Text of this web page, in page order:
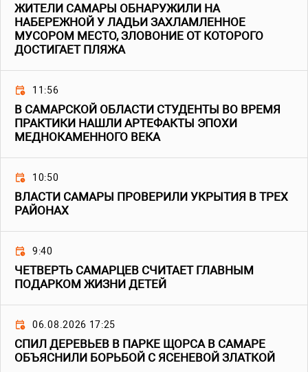
ЖИТЕЛИ САМАРЫ ОБНАРУЖИЛИ НА
НАБЕРЕЖНОЙ У ЛАДЬИ ЗАХЛАМЛЕННОЕ
МУСОРОМ МЕСТО, ЗЛОВОНИЕ ОТ КОТОРОГО
ДОСТИГАЕТ ПЛЯЖА
11:56
В САМАРСКОЙ ОБЛАСТИ СТУДЕНТЫ ВО ВРЕМЯ
ПРАКТИКИ НАШЛИ АРТЕФАКТЫ ЭПОХИ
МЕДНОКАМЕННОГО ВЕКА
10:50
ВЛАСТИ САМАРЫ ПРОВЕРИЛИ УКРЫТИЯ В ТРЕХ
РАЙОНАХ
9:40
ЧЕТВЕРТЬ САМАРЦЕВ СЧИТАЕТ ГЛАВНЫМ
ПОДАРКОМ ЖИЗНИ ДЕТЕЙ
06.08.2026 17:25
СПИЛ ДЕРЕВЬЕВ В ПАРКЕ ЩОРСА В САМАРЕ
ОБЪЯСНИЛИ БОРЬБОЙ С ЯСЕНЕВОЙ ЗЛАТКОЙ